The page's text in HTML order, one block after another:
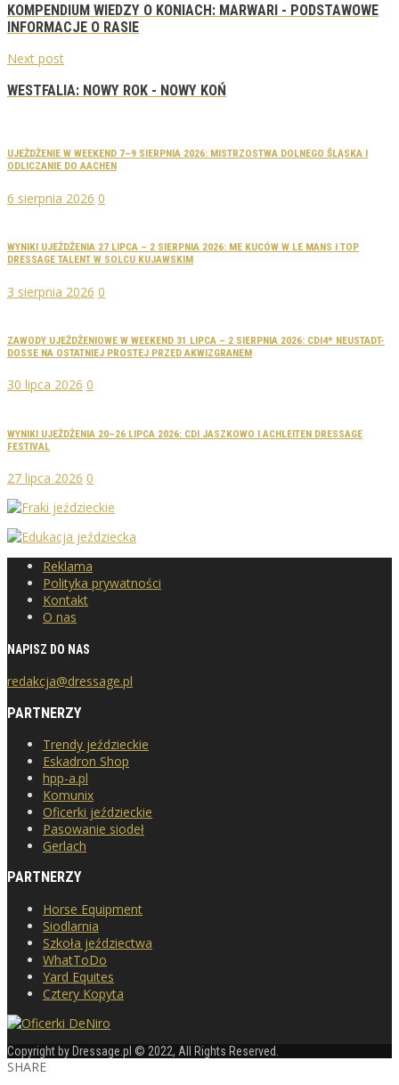
KOMPENDIUM WIEDZY O KONIACH: MARWARI - PODSTAWOWE
INFORMACJE O RASIE
Next post
WESTFALIA: NOWY ROK - NOWY KOŃ
UJEŻDŻENIE W WEEKEND 7–9 SIERPNIA 2026: MISTRZOSTWA DOLNEGO ŚLĄSKA I
ODLICZANIE DO AACHEN
6 sierpnia 2026 0
WYNIKI UJEŻDŻENIA 27 LIPCA – 2 SIERPNIA 2026: ME KUCÓW W LE MANS I TOP
DRESSAGE TALENT W SOLCU KUJAWSKIM
3 sierpnia 2026 0
ZAWODY UJEŻDŻENIOWE W WEEKEND 31 LIPCA – 2 SIERPNIA 2026: CDI4* NEUSTADT-
DOSSE NA OSTATNIEJ PROSTEJ PRZED AKWIZGRANEM
30 lipca 2026 0
WYNIKI UJEŻDŻENIA 20–26 LIPCA 2026: CDI JASZKOWO I ACHLEITEN DRESSAGE
FESTIVAL
27 lipca 2026 0
Reklama
Polityka prywatności
Kontakt
O nas
NAPISZ DO NAS
redakcja@dressage.pl
PARTNERZY
Trendy jeździeckie
Eskadron Shop
hpp-a.pl
Komunix
Oficerki jeździeckie
Pasowanie siodeł
Gerlach
PARTNERZY
Horse Equipment
Siodlarnia
Szkoła jeździectwa
WhatToDo
Yard Equites
Cztery Kopyta
Copyright by Dressage.pl © 2022, All Rights Reserved.
SHARE